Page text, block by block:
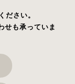
ださい。
せも承っていま